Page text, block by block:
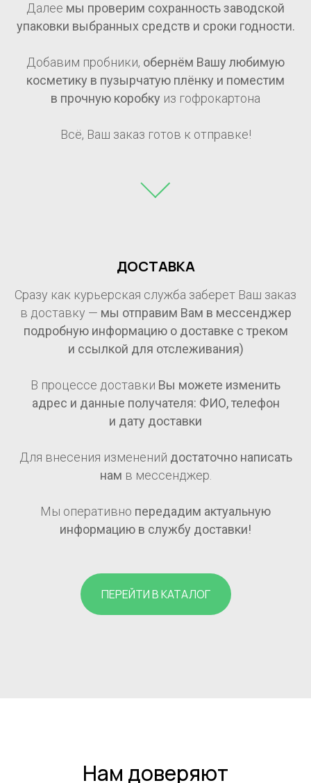
Далее мы проверим сохранность заводской
упаковки выбранных средств и сроки годности.
Добавим пробники, обернём Вашу любимую
косметику в пузырчатую плёнку и поместим
в прочную коробку из гофрокартона
Всё, Ваш заказ готов к отправке!
ДОСТАВКА
Сразу как курьерская служба заберет Ваш заказ
в доставку — мы отправим Вам в мессенджер
подробную информацию о доставке с треком
и ссылкой для отслеживания)
В процессе доставки Вы можете изменить
адрес и данные получателя: ФИО, телефон
и дату доставки
Для внесения изменений достаточно написать
нам в мессенджер.
Мы оперативно передадим актуальную
информацию в службу доставки!
ПЕРЕЙТИ В КАТАЛОГ
Нам доверяют